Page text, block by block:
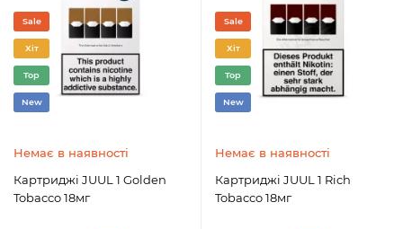
Sale
Хіт
Top
New
Немає в наявності
Картриджі JUUL 1 Golden
Tobacco 18мг
Sale
Хіт
Top
New
Немає в наявності
Картриджі JUUL 1 Rich
Tobacco 18мг